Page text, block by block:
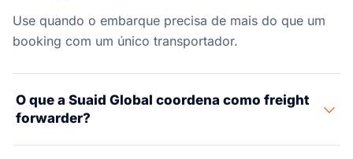
Use quando o embarque precisa de mais do que um
booking com um único transportador.
O que a Suaid Global coordena como freight
forwarder?